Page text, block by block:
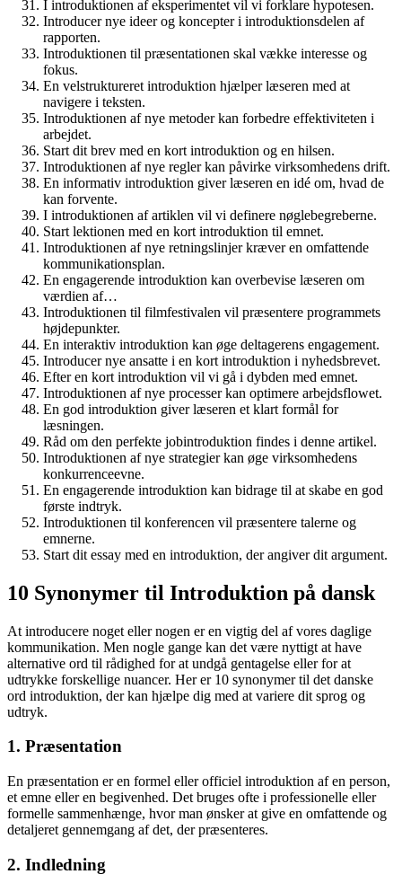
I introduktionen af eksperimentet vil vi forklare hypotesen.
Introducer nye ideer og koncepter i introduktionsdelen af
rapporten.
Introduktionen til præsentationen skal vække interesse og
fokus.
En velstruktureret introduktion hjælper læseren med at
navigere i teksten.
Introduktionen af nye metoder kan forbedre effektiviteten i
arbejdet.
Start dit brev med en kort introduktion og en hilsen.
Introduktionen af nye regler kan påvirke virksomhedens drift.
En informativ introduktion giver læseren en idé om, hvad de
kan forvente.
I introduktionen af ​​artiklen vil vi definere nøglebegreberne.
Start lektionen med en kort introduktion til emnet.
Introduktionen af nye retningslinjer kræver en omfattende
kommunikationsplan.
En engagerende introduktion kan overbevise læseren om
værdien af…
Introduktionen til filmfestivalen vil præsentere programmets
højdepunkter.
En interaktiv introduktion kan øge deltagerens engagement.
Introducer nye ansatte i en kort introduktion i nyhedsbrevet.
Efter en kort introduktion vil vi gå i dybden med emnet.
Introduktionen af nye processer kan optimere arbejdsflowet.
En god introduktion giver læseren et klart formål for
læsningen.
Råd om den perfekte jobintroduktion findes i denne artikel.
Introduktionen af nye strategier kan øge virksomhedens
konkurrenceevne.
En engagerende introduktion kan bidrage til at skabe en god
første indtryk.
Introduktionen til konferencen vil præsentere talerne og
emnerne.
Start dit essay med en introduktion, der angiver dit argument.
10 Synonymer til Introduktion på dansk
At introducere noget eller nogen er en vigtig del af vores daglige
kommunikation. Men nogle gange kan det være nyttigt at have
alternative ord til rådighed for at undgå gentagelse eller for at
udtrykke forskellige nuancer. Her er 10 synonymer til det danske
ord introduktion, der kan hjælpe dig med at variere dit sprog og
udtryk.
1. Præsentation
En præsentation er en formel eller officiel introduktion af en person,
et emne eller en begivenhed. Det bruges ofte i professionelle eller
formelle sammenhænge, hvor man ønsker at give en omfattende og
detaljeret gennemgang af det, der præsenteres.
2. Indledning